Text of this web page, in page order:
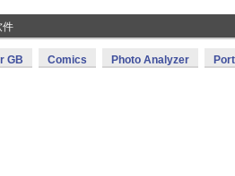
件
GB Comics Photo Analyzer